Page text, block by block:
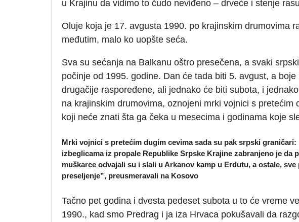
u Krajinu da vidimo to čudo neviđeno – drveće i stenje
Oluje koja je 17. avgusta 1990. po krajinskim drumovima
međutim, malo ko uopšte seća.
Sva su sećanja na Balkanu oštro presečena, a svaki
počinje od 1995. godine. Dan će tada biti 5. avgust, a
drugačije raspoređene, ali jednako će biti subota, i
na krajinskim drumovima, oznojeni mrki vojnici s pretećim
koji neće znati šta ga čeka u mesecima i godinama koje
Mrki vojnici s pretećim dugim cevima sada su pak srpski
izbeglicama iz propale Republike Srpske Krajine zabranjeno je da
muškarce odvajali su i slali u Arkanov kamp u Erdutu, a ostale,
preseljenje”, preusmeravali na Kosovo
Tačno pet godina i dvesta pedeset subota u to će vreme
1990., kad smo Predrag i ja iza Hrvaca pokušavali da